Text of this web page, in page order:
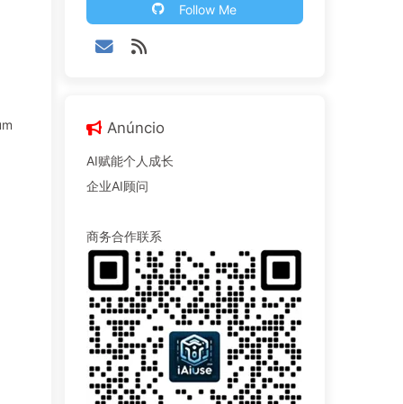
Follow Me
Anúncio
AI赋能个人成长
企业AI顾问
商务合作联系